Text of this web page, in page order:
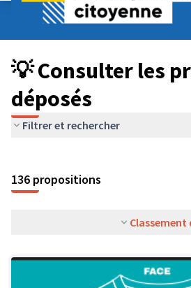
Budget Participatif JEUNESSE 2024
💡 Consulter les projets déposés
💡 Consulter les
déposés
Filtrer et rechercher
136 propositions